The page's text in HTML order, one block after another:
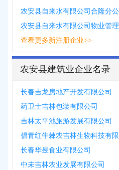
农安县自来水有限公司合隆分公
农安县自来水有限公司物业管理
查看更多新注册企业>>
农安县建筑业企业名录
长春吉龙房地产开发有限公司
药卫士吉林包装有限公司
吉林太平池旅游发展有限公司
倡青红牛棘农吉林生物科技有限
长春华昱食业有限公司
中未吉林农业发展有限公司